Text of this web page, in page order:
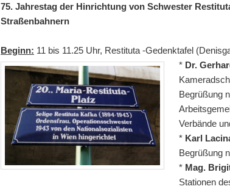
75. Jahrestag der Hinrichtung von Schwester
Straßenbahnern
Beginn: 11 bis 11.25 Uhr, Restituta -Gedenktafel
* Dr.
Begrüßung
Verbände
* Karl
Begrüßung
* Mag.
Stationen